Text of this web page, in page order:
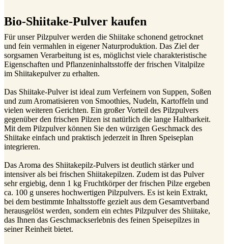
Bio-Shiitake-Pulver kaufen
Für unser Pilzpulver werden die Shiitake schonend getrocknet
und fein vermahlen in eigener Naturproduktion. Das Ziel der
sorgsamen Verarbeitung ist es, möglichst viele charakteristische
Eigenschaften und Pflanzeninhaltsstoffe der frischen Vitalpilze
im Shiitakepulver zu erhalten.
Das Shiitake-Pulver ist ideal zum Verfeinern von Suppen, Soßen
und zum Aromatisieren von Smoothies, Nudeln, Kartoffeln und
vielen weiteren Gerichten. Ein großer Vorteil des Pilzpulvers
gegenüber den frischen Pilzen ist natürlich die lange Haltbarkeit.
Mit dem Pilzpulver können Sie den würzigen Geschmack des
Shiitake einfach und praktisch jederzeit in Ihren Speiseplan
integrieren.
Das Aroma des Shiitakepilz-Pulvers ist deutlich stärker und
intensiver als bei frischen Shiitakepilzen. Zudem ist das Pulver
sehr ergiebig, denn 1 kg Fruchtkörper der frischen Pilze ergeben
ca. 100 g unseres hochwertigen Pilzpulvers. Es ist kein Extrakt,
bei dem bestimmte Inhaltsstoffe gezielt aus dem Gesamtverband
herausgelöst werden, sondern ein echtes Pilzpulver des Shiitake,
das Ihnen das Geschmackserlebnis des feinen Speisepilzes in
seiner Reinheit bietet.